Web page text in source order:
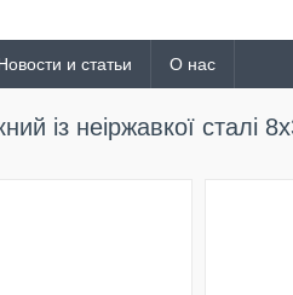
и статьи О нас
із неіржавкої